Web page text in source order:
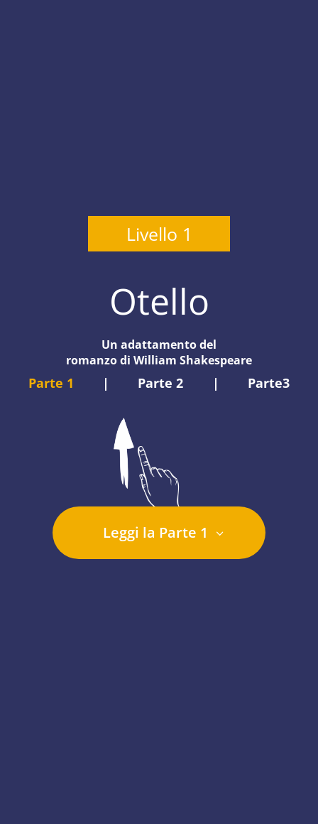
Livello 1
Otello
Un adattamento del
romanzo di William Shakespeare
Parte 1 | Parte 2 | Parte3
Leggi la Parte 1